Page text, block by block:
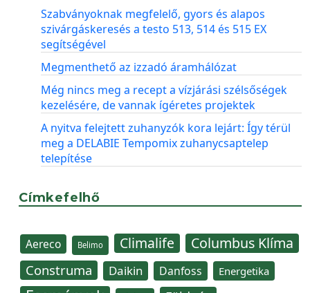
Szabványoknak megfelelő, gyors és alapos
szivárgáskeresés a testo 513, 514 és 515 EX
segítségével
Megmenthető az izzadó áramhálózat
Még nincs meg a recept a vízjárási szélsőségek
kezelésére, de vannak ígéretes projektek
A nyitva felejtett zuhanyzók kora lejárt: Így térül
meg a DELABIE Tempomix zuhanycsaptelep
telepítése
Címkefelhő
Aereco Belimo Climalife Columbus Klíma
Construma Daikin Danfoss Energetika